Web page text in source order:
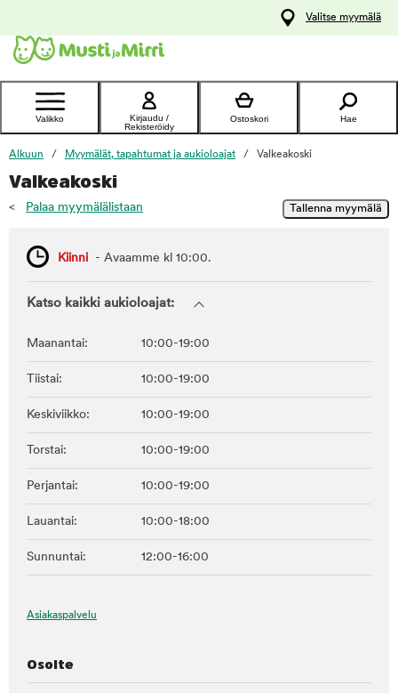
Ota yhteyttä
asiakaspalveluun
Valitse myymälä
Valikko
Kirjaudu /
Rekisteröidy
Ostoskori Hae
Alkuun Myymälät, tapahtumat ja aukioloajat Valkeakoski
Valkeakoski
< Palaa myymälälistaan
Kiinni - Avaamme kl 10:00.
Katso kaikki aukioloajat:
Maanantai: 10:00-19:00
Tiistai: 10:00-19:00
Keskiviikko: 10:00-19:00
Torstai: 10:00-19:00
Perjantai: 10:00-19:00
Lauantai: 10:00-18:00
Sunnuntai: 12:00-16:00
Asiakaspalvelu
Osoite